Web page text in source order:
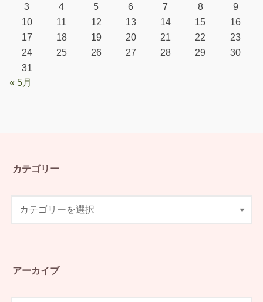
3
4 5 6 7 8
9
10
11 12 13 14 15
16
17
18 19 20 21 22
23
24
25 26 27 28 29
30
31
« 5月
カテゴリー
アーカイブ